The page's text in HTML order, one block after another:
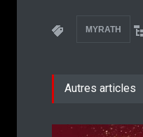
MYRATH
Autres articles